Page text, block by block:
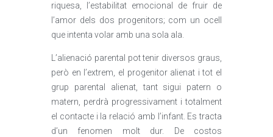
riquesa, l’estabilitat emocional de fruir de
l’amor dels dos progenitors; com un ocell
que intenta volar amb una sola ala.
L’alienació parental pot tenir diversos graus,
però en l’extrem, el progenitor alienat i tot el
grup parental alienat, tant sigui patern o
matern, perdrà progressivament i totalment
el contacte i la relació amb l’infant. Es tracta
d’un fenomen molt dur. De costos